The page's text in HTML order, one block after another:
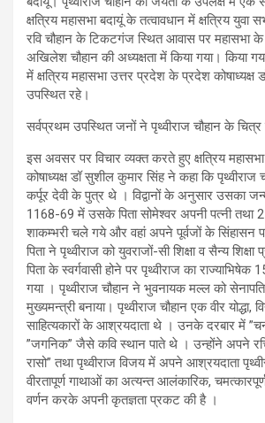
क्षत्रिय महासभा बदायूं के तत्वावधान में क्षत्रिय
रवि चौहान के टिकटगंज स्थित आवास पर महासभा के
अखिलेश चौहान की अध्यक्षता में किया गया। किया
में क्षत्रिय महासभा उत्तर प्रदेश के प्रदेश कोषाध्यक्ष
उपस्थित रहे।
सर्वप्रथम उपस्थित जनों ने पृथ्वीराज चौहान के चित्र
इस अवसर पर विचार व्यक्त करते हुए क्षत्रिय
कोषाध्यक्ष डॉ सुशील कुमार सिंह ने कहा कि पृथ्वीराज
कर्पूर देवी के पुत्र थे । विद्वानों के अनुसार उसका
1168-69 में उसके पिता सोमेश्वर अपनी पत्नी तथा
शाकम्भरी चले गये और वहां अपने पूर्वजों के सिंहासन
पिता ने पृथ्वीराज को युवराजों-सी शिक्षा व सैन्य
पिता के स्वर्गवासी होने पर पृथ्वीराज का राज्याभिषेक
गया । पृथ्वीराज चौहान ने भुवनायक मल्ल को
मुख्यमन्त्री बनाया। पृथ्वीराज चौहान एक वीर योद्धा,
साहित्यकारों के आश्रयदाता थे । उनके दरबार में
”जगनिक” जैसे कवि स्थान पाते थे । उन्होंने अपने
रासो” तथा पृथ्वीराज विजय में अपने आश्रयदाता
वीरतापूर्ण गाथाओं का अत्यन्त आलंकारिक,
वर्णन करके अपनी कृतज्ञता प्रकट की है ।